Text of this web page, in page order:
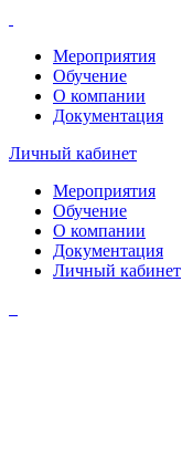
Мероприятия
Обучение
О компании
Документация
Личный кабинет
Мероприятия
Обучение
О компании
Документация
Личный кабинет